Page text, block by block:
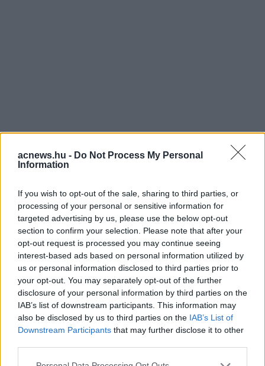
acnews.hu - Do Not Process My Personal
Information
If you wish to opt-out of the sale, sharing to third parties, or
processing of your personal or sensitive information for
targeted advertising by us, please use the below opt-out
section to confirm your selection. Please note that after your
opt-out request is processed you may continue seeing
interest-based ads based on personal information utilized by
us or personal information disclosed to third parties prior to
your opt-out. You may separately opt-out of the further
disclosure of your personal information by third parties on the
IAB’s list of downstream participants. This information may
also be disclosed by us to third parties on the IAB’s List of
Downstream Participants that may further disclose it to other
Please note that this website/app uses one or more Google
Facebook Twitter
Reddit Telegram
Email